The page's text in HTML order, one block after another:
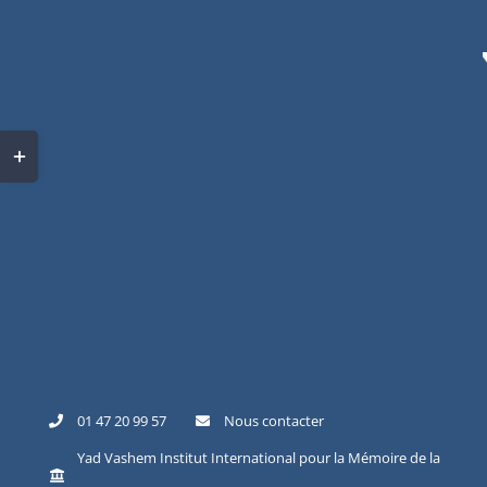
01 47 20 99 57
Nous contacter
Yad Vashem Institut International pour la Mémoire de la
Toggle
Sliding